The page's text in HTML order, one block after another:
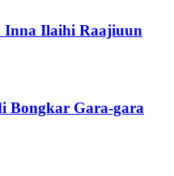
Inna Ilaihi Raajiuun
Bongkar Gara-gara